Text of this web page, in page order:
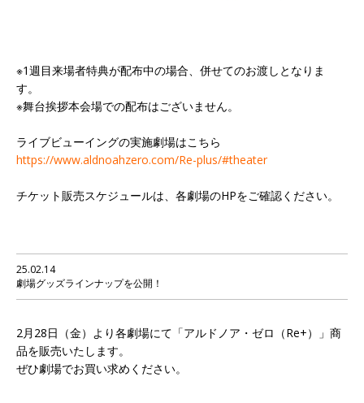
※1週目来場者特典が配布中の場合、併せてのお渡しとなりま
す。
※舞台挨拶本会場での配布はございません。
ライブビューイングの実施劇場はこちら
https://www.aldnoahzero.com/Re-plus/#theater
チケット販売スケジュールは、各劇場のHPをご確認ください。
25.02.14
劇場グッズラインナップを公開！
2月28日（金）より各劇場にて「アルドノア・ゼロ（Re+）」商
品を販売いたします。
ぜひ劇場でお買い求めください。